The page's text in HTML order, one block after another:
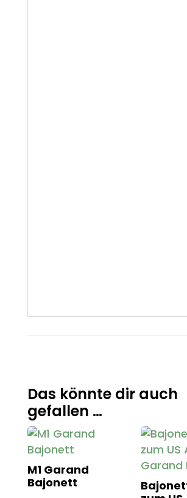
Das könnte dir auch
gefallen …
M1 Garand
Bajonett